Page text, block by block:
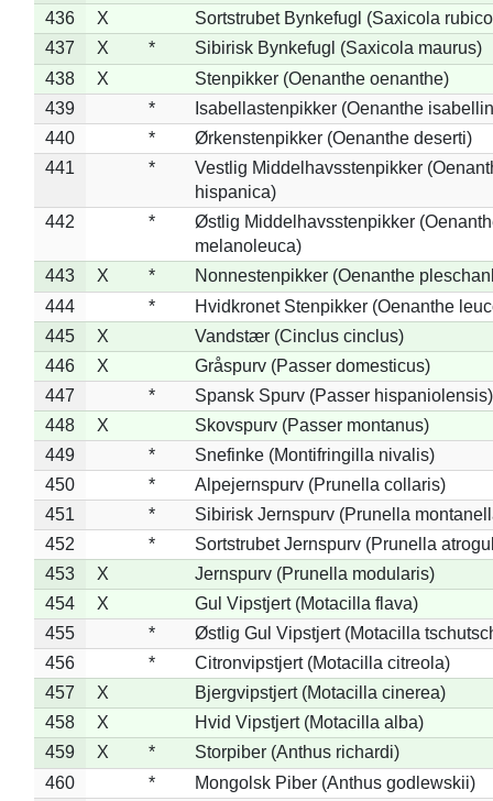
436
X
Sortstrubet Bynkefugl (Saxicola
437
X *
Sibirisk Bynkefugl (Saxicola maurus)
438
X
Stenpikker (Oenanthe oenanthe)
439
*
Isabellastenpikker (Oenanthe
440
*
Ørkenstenpikker (Oenanthe deserti)
441
*
Vestlig Middelhavsstenpikker
hispanica)
442
*
Østlig Middelhavsstenpikker
melanoleuca)
443
X *
Nonnestenpikker (Oenanthe
444
*
Hvidkronet Stenpikker (Oenanthe
445
X
Vandstær (Cinclus cinclus)
446
X
Gråspurv (Passer domesticus)
447
*
Spansk Spurv (Passer hispaniolensis)
448
X
Skovspurv (Passer montanus)
449
*
Snefinke (Montifringilla nivalis)
450
*
Alpejernspurv (Prunella collaris)
451
*
Sibirisk Jernspurv (Prunella
452
*
Sortstrubet Jernspurv (Prunella
453
X
Jernspurv (Prunella modularis)
454
X
Gul Vipstjert (Motacilla flava)
455
*
Østlig Gul Vipstjert (Motacilla
456
*
Citronvipstjert (Motacilla citreola)
457
X
Bjergvipstjert (Motacilla cinerea)
458
X
Hvid Vipstjert (Motacilla alba)
459
X *
Storpiber (Anthus richardi)
460
*
Mongolsk Piber (Anthus godlewskii)